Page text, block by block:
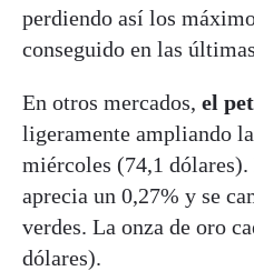
perdiendo así los
conseguido en las
En otros mercados, el
ligeramente ampliando
miércoles (74,1 dólares).
aprecia un 0,27% y se
verdes. La onza de oro
dólares).